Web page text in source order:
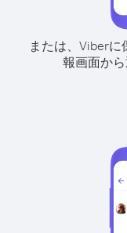
または、Viber
報画面か